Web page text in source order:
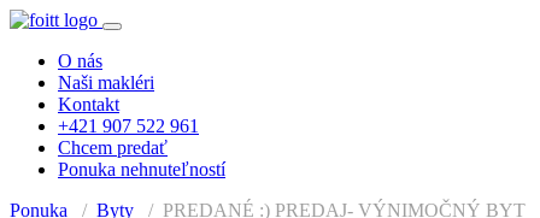
O nás
Naši makléri
Kontakt
+421 907 522 961
Chcem predať
Ponuka nehnuteľností
Ponuka
Byty
PREDANÉ :) PREDAJ- VÝNIMOČNÝ BYT